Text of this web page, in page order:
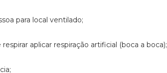
para local ventilado;
aplicar respiração artificial (boca a boca);